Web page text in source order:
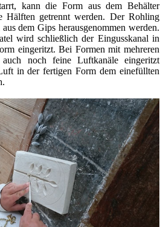
kann die Form aus dem Behälter
Hälften getrennt werden. Der Rohling
dem Gips herausgenommen werden.
wird schließlich der Eingusskanal in
eingeritzt. Bei Formen mit mehreren
auch noch feine Luftkanäle eingeritzt
in der fertigen Form dem einefüllten